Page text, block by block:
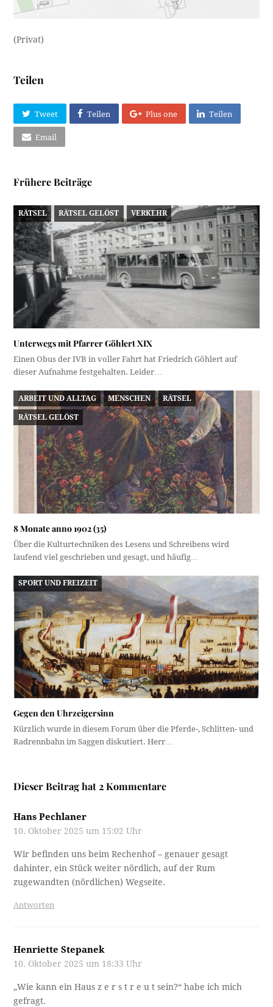
(Privat)
Teilen
Tweet Teilen Plus one Teilen
Email
Frühere Beiträge
RÄTSEL RÄTSEL GELÖST VERKEHR
Unterwegs mit Pfarrer Göhlert XIX
Einen Obus der IVB in voller Fahrt hat Friedrich Göhlert auf
dieser Aufnahme festgehalten. Leider…
ARBEIT UND ALLTAG MENSCHEN RÄTSEL
RÄTSEL GELÖST
8 Monate anno 1902 (35)
Über die Kulturtechniken des Lesens und Schreibens wird
laufend viel geschrieben und gesagt, und häufig…
SPORT UND FREIZEIT
Gegen den Uhrzeigersinn
Kürzlich wurde in diesem Forum über die Pferde-, Schlitten- und
Radrennbahn im Saggen diskutiert. Herr…
Dieser Beitrag hat 2 Kommentare
Hans Pechlaner
10. Oktober 2025 um 15:02 Uhr
Wir befinden uns beim Rechenhof – genauer gesagt
dahinter, ein Stück weiter nördlich, auf der Rum
zugewandten (nördlichen) Wegseite.
Antworten
Henriette Stepanek
10. Oktober 2025 um 18:33 Uhr
„Wie kann ein Haus z e r s t r e u t sein?“ habe ich mich
gefragt.